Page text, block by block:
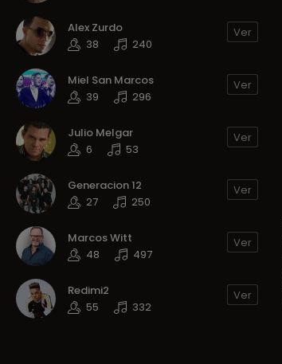
Alex Zurdo
38
240
Ver
Miel San Marcos
39
296
Ver
Julio Melgar
6
53
Ver
Generacion 12
27
250
Ver
Marcos Witt
48
497
Ver
Redimi2
55
332
Ver